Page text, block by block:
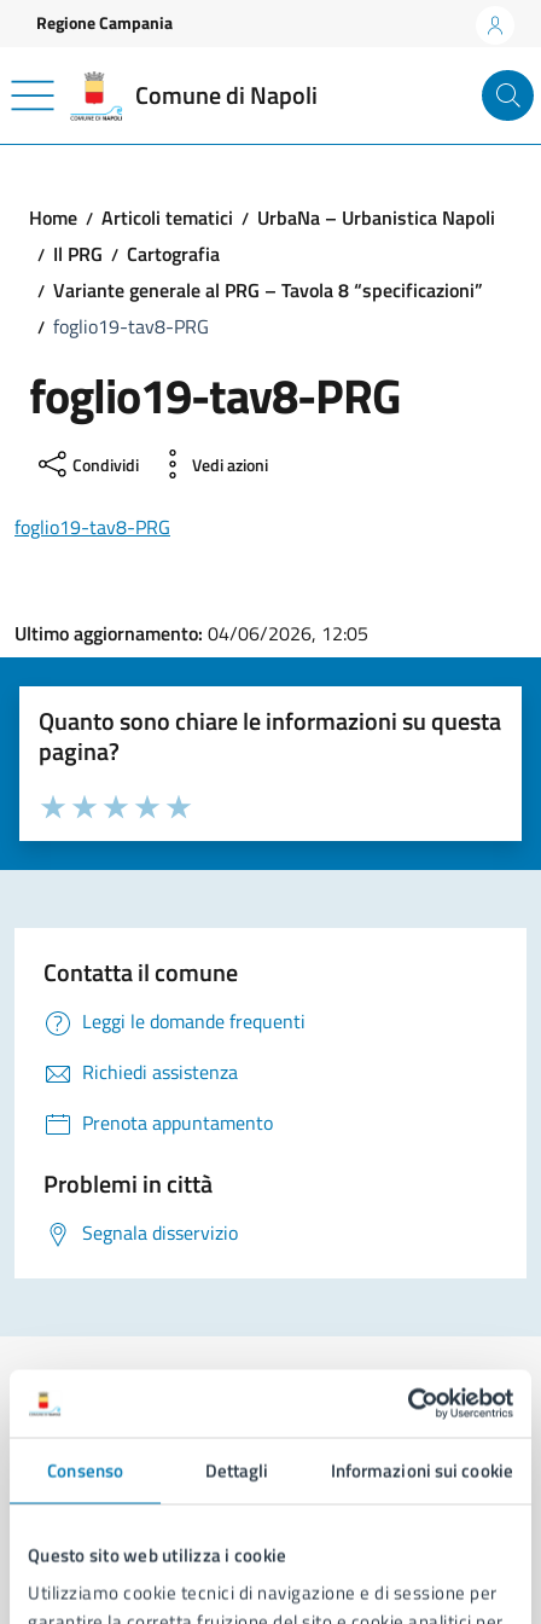
Consenso Dettagli Informazioni sui cookie
Questo sito web utilizza i cookie
Utilizziamo cookie tecnici di navigazione e di sessione per
Vai ai contenuti
Vai al footer
Regione Campania
Comune di Napoli
Home Articoli tematici
UrbaNa – Urbanistica Napoli
Il PRG
Cartografia
Variante generale al PRG – Tavola 8 “specificazioni”
foglio19-tav8-PRG
foglio19-tav8-PRG
Condividi Vedi azioni
foglio19-tav8-PRG
Ultimo aggiornamento: 04/06/2026, 12:05
Quanto sono chiare le informazioni su questa
pagina?
Valuta la chiarezza delle informazioni (da 1 a 5 stelle)
Seleziona il numero di stelle per valutare la chiarezza delle
Valuta 5 stelle su 5
Valuta 4 stelle su 5
Valuta 3 stelle su 5
Valuta 2 stelle su 5
Valuta 1 stelle su 5
Contatta il comune
Leggi le domande frequenti
Richiedi assistenza
Prenota appuntamento
Problemi in città
Segnala disservizio
Comune di Napoli
AMMINISTRAZIONE
Aree amministrative
Organi di governo